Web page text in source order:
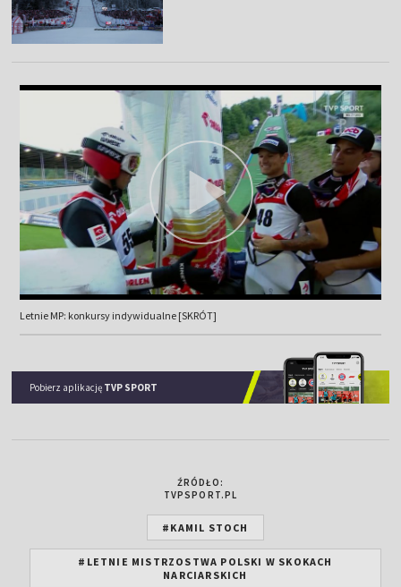
Letnie MP: konkursy indywidualne [SKRÓT]
Pobierz aplikację TVP SPORT
ŹRÓDŁO:
TVPSPORT.PL
#KAMIL STOCH
#LETNIE MISTRZOSTWA POLSKI W SKOKACH
NARCIARSKICH